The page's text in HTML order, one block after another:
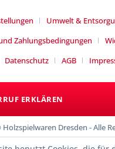
Umwelt &
Zahlungsbedingungen
Datenschutz
AGB
ERKLÄREN
Dresden - Alle